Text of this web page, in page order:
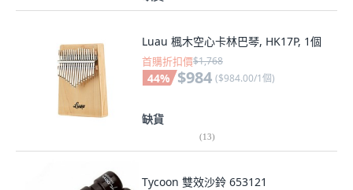
Luau 楓木空心卡林巴琴, HK17P, 1個
首購折扣價$1,768
44% $984 ($984.00/1個)
缺貨
(13)
Tycoon 雙效沙鈴 653121